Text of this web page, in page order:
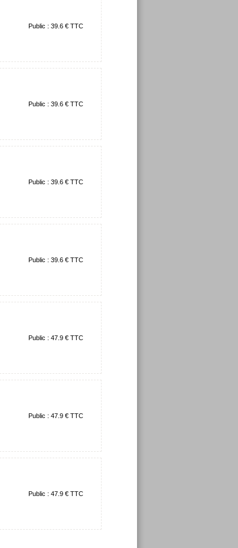
Public : 39.6 € TTC
Public : 39.6 € TTC
Public : 39.6 € TTC
Public : 39.6 € TTC
Public : 47.9 € TTC
Public : 47.9 € TTC
Public : 47.9 € TTC